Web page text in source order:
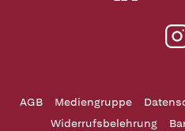
AGB Mediengruppe
Widerrufsbelehrung